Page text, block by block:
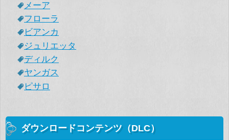
メーア
フローラ
ビアンカ
ジュリエッタ
ディルク
ヤンガス
ピサロ
ダウンロードコンテンツ（DLC）